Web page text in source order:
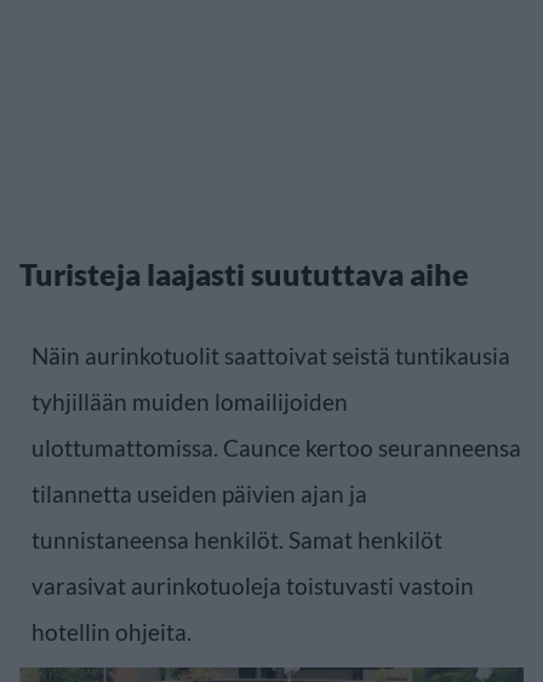
Turisteja laajasti suututtava aihe
Näin aurinkotuolit saattoivat seistä tuntikausia
tyhjillään muiden lomailijoiden
ulottumattomissa. Caunce kertoo seuranneensa
tilannetta useiden päivien ajan ja
tunnistaneensa henkilöt. Samat henkilöt
varasivat aurinkotuoleja toistuvasti vastoin
hotellin ohjeita.